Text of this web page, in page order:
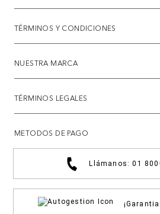
TÉRMINOS Y CONDICIONES
NUESTRA MARCA
TÉRMINOS LEGALES
METODOS DE PAGO
Llámanos: 01